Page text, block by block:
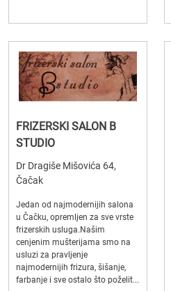
FRIZERSKI SALON B
STUDIO
Dr Dragiše Mišovića 64,
Čačak
Jedan od najmodernijih salona
u Čačku, opremljen za sve vrste
frizerskih usluga.Našim
cenjenim mušterijama smo na
usluzi za pravljenje
najmodernijih frizura, šišanje,
farbanje i sve ostalo što poželit...